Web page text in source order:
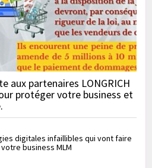
aux partenaires LONGRICH
protéger votre business et
digitales infaillibles qui vont faire
business MLM